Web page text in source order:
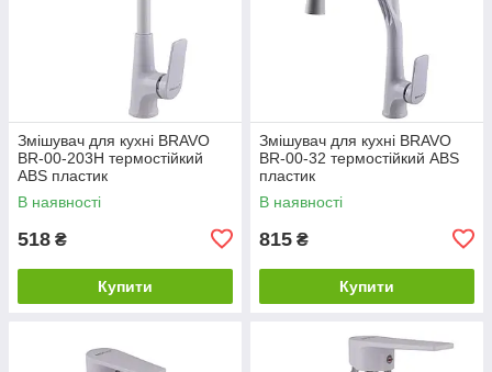
Змішувач для кухні BRAVO
BR-00-203H термостійкий
ABS пластик
В наявності
518 ₴
Купити
Змішувач для кухні BRAVO
BR-00-32 термостійкий ABS
пластик
В наявності
815 ₴
Купити